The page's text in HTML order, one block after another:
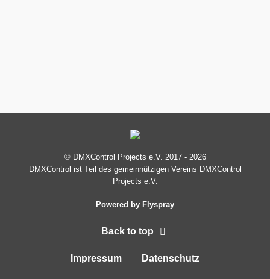
© DMXControl Projects e.V. 2017 - 2026
DMXControl ist Teil des gemein­nützigen Vereins DMXControl
Projects e.V.
Powered by Flyspray
Back to top
Impressum Datenschutz